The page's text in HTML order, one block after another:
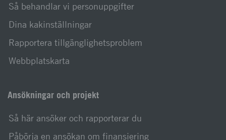
Så behandlar vi personuppgifter
Dina kakinställningar
Rapportera tillgänglighetsproblem
Webbplatskarta
Ansökningar och projekt
Så här ansöker och rapporterar du
Påbörja en ansökan om finansiering